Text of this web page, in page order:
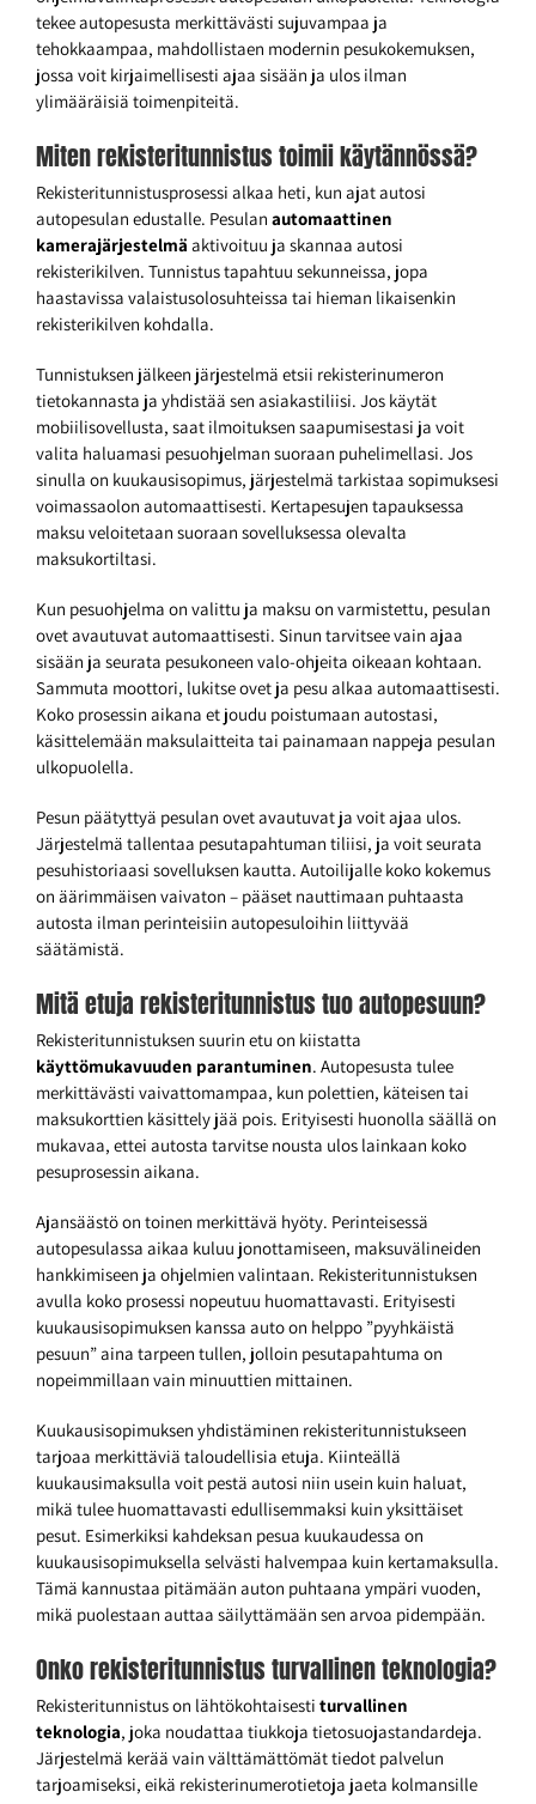
tekee autopesusta merkittävästi sujuvampaa ja
tehokkaampaa, mahdollistaen modernin pesukokemuksen,
jossa voit kirjaimellisesti ajaa sisään ja ulos ilman
ylimääräisiä toimenpiteitä.
Miten rekisteritunnistus toimii käytännössä?
Rekisteritunnistusprosessi alkaa heti, kun ajat autosi
autopesulan edustalle. Pesulan automaattinen
kamerajärjestelmä aktivoituu ja skannaa autosi
rekisterikilven. Tunnistus tapahtuu sekunneissa, jopa
haastavissa valaistusolosuhteissa tai hieman likaisenkin
rekisterikilven kohdalla.
Tunnistuksen jälkeen järjestelmä etsii rekisterinumeron
tietokannasta ja yhdistää sen asiakastiliisi. Jos käytät
mobiilisovellusta, saat ilmoituksen saapumisestasi ja voit
valita haluamasi pesuohjelman suoraan puhelimellasi. Jos
sinulla on kuukausisopimus, järjestelmä tarkistaa sopimuksesi
voimassaolon automaattisesti. Kertapesujen tapauksessa
maksu veloitetaan suoraan sovelluksessa olevalta
maksukortiltasi.
Kun pesuohjelma on valittu ja maksu on varmistettu, pesulan
ovet avautuvat automaattisesti. Sinun tarvitsee vain ajaa
sisään ja seurata pesukoneen valo-ohjeita oikeaan kohtaan.
Sammuta moottori, lukitse ovet ja pesu alkaa automaattisesti.
Koko prosessin aikana et joudu poistumaan autostasi,
käsittelemään maksulaitteita tai painamaan nappeja pesulan
ulkopuolella.
Pesun päätyttyä pesulan ovet avautuvat ja voit ajaa ulos.
Järjestelmä tallentaa pesutapahtuman tiliisi, ja voit seurata
pesuhistoriaasi sovelluksen kautta. Autoilijalle koko kokemus
on äärimmäisen vaivaton – pääset nauttimaan puhtaasta
autosta ilman perinteisiin autopesuloihin liittyvää
säätämistä.
Mitä etuja rekisteritunnistus tuo autopesuun?
Rekisteritunnistuksen suurin etu on kiistatta
käyttömukavuuden parantuminen. Autopesusta tulee
merkittävästi vaivattomampaa, kun polettien, käteisen tai
maksukorttien käsittely jää pois. Erityisesti huonolla säällä on
mukavaa, ettei autosta tarvitse nousta ulos lainkaan koko
pesuprosessin aikana.
Ajansäästö on toinen merkittävä hyöty. Perinteisessä
autopesulassa aikaa kuluu jonottamiseen, maksuvälineiden
hankkimiseen ja ohjelmien valintaan. Rekisteritunnistuksen
avulla koko prosessi nopeutuu huomattavasti. Erityisesti
kuukausisopimuksen kanssa auto on helppo ”pyyhkäistä
pesuun” aina tarpeen tullen, jolloin pesutapahtuma on
nopeimmillaan vain minuuttien mittainen.
Kuukausisopimuksen yhdistäminen rekisteritunnistukseen
tarjoaa merkittäviä taloudellisia etuja. Kiinteällä
kuukausimaksulla voit pestä autosi niin usein kuin haluat,
mikä tulee huomattavasti edullisemmaksi kuin yksittäiset
pesut. Esimerkiksi kahdeksan pesua kuukaudessa on
kuukausisopimuksella selvästi halvempaa kuin kertamaksulla.
Tämä kannustaa pitämään auton puhtaana ympäri vuoden,
mikä puolestaan auttaa säilyttämään sen arvoa pidempään.
Onko rekisteritunnistus turvallinen teknologia?
Rekisteritunnistus on lähtökohtaisesti turvallinen
teknologia, joka noudattaa tiukkoja tietosuojastandardeja.
Järjestelmä kerää vain välttämättömät tiedot palvelun
tarjoamiseksi, eikä rekisterinumerotietoja jaeta kolmansille